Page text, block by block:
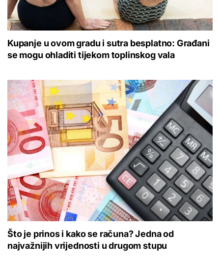
Kupanje u ovom gradu i sutra besplatno: Građani
se mogu ohladiti tijekom toplinskog vala
Što je prinos i kako se računa? Jedna od
najvažnijih vrijednosti u drugom stupu